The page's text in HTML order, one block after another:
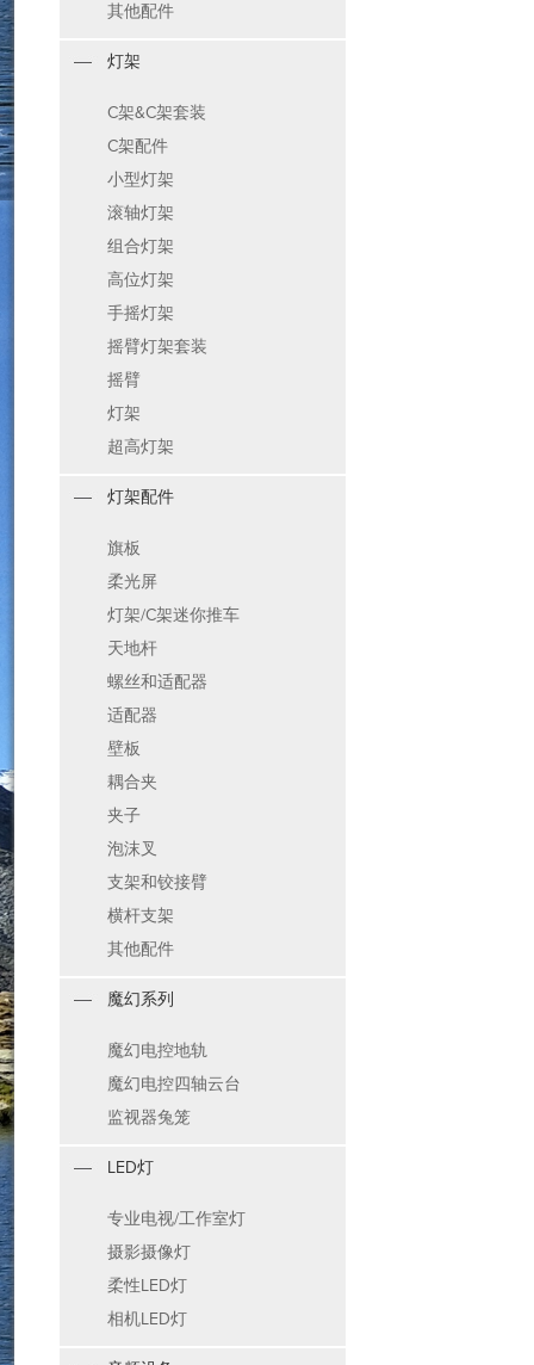
其他配件
灯架
C架&C架套装
C架配件
小型灯架
滚轴灯架
组合灯架
高位灯架
手摇灯架
摇臂灯架套装
摇臂
灯架
超高灯架
灯架配件
旗板
柔光屏
灯架/C架迷你推车
天地杆
螺丝和适配器
适配器
壁板
耦合夹
夹子
泡沫叉
支架和铰接臂
横杆支架
其他配件
魔幻系列
魔幻电控地轨
魔幻电控四轴云台
监视器兔笼
LED灯
专业电视/工作室灯
摄影摄像灯
柔性LED灯
相机LED灯